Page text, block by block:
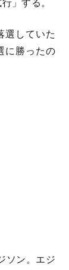
選していた
に勝ったの
ソン。エジ